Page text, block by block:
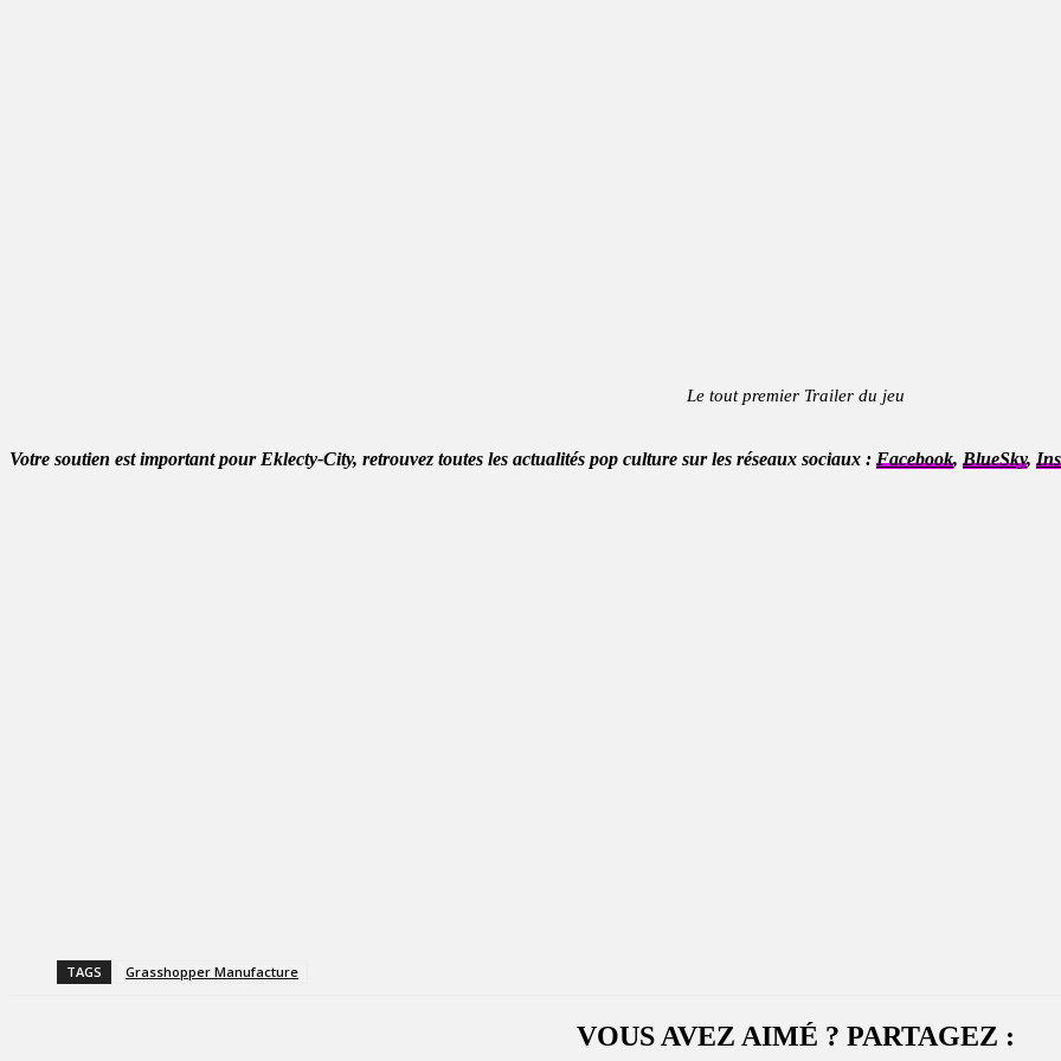
Le tout premier Trailer du jeu
Votre soutien est important pour Eklecty-City, retrouvez toutes les actualités pop culture sur les réseaux sociaux : Facebook, BlueSky,
TAGS Grasshopper Manufacture
VOUS AVEZ AIMÉ ? PARTAGEZ :